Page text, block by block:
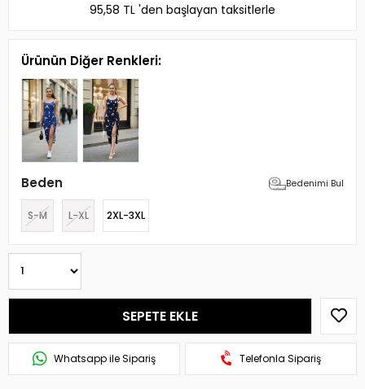
95,58 TL 'den başlayan taksitlerle
Ürünün Diğer Renkleri:
Beden Bedenimi Bul
S-M L-XL 2XL-3XL
Whatsapp ile Sipariş Telefonla Sipariş